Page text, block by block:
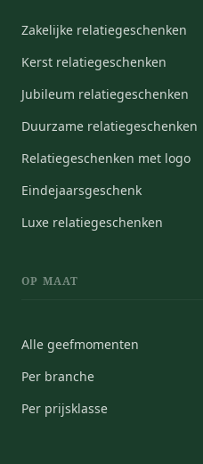
Zakelijke relatiegeschenken
Kerst relatiegeschenken
Jubileum relatiegeschenken
Duurzame relatiegeschenken
Relatiegeschenken met logo
Eindejaarsgeschenk
Luxe relatiegeschenken
OP MAAT
Alle geefmomenten
Per branche
Per prijsklasse